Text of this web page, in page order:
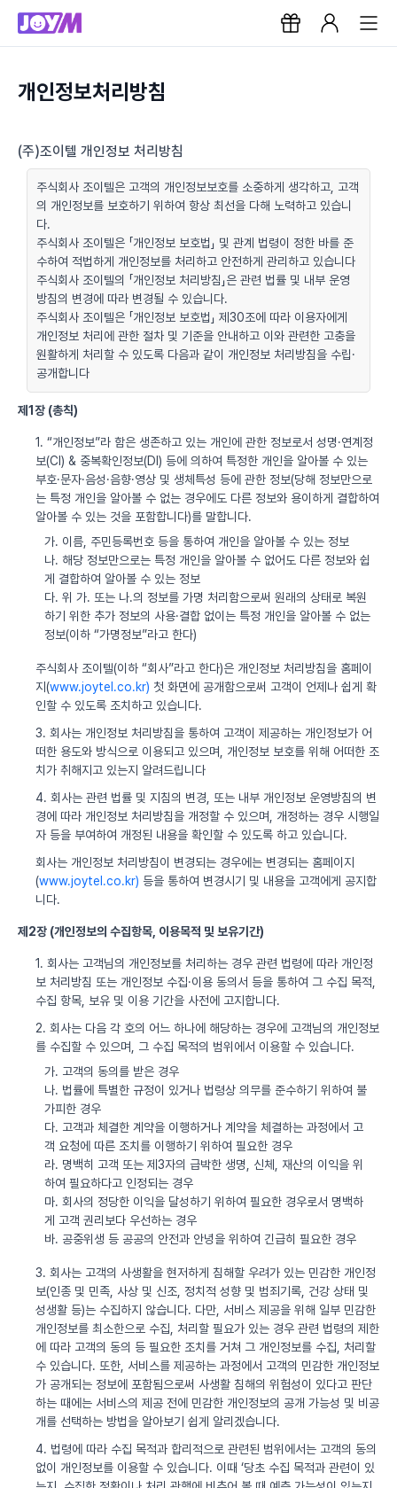
개인정보처리방침
(주)조이텔 개인정보 처리방침
주식회사 조이텔은 고객의 개인정보보호를 소중하게 생각하고, 고객
의 개인정보를 보호하기 위하여 항상 최선을 다해 노력하고 있습니
다.
주식회사 조이텔은 「개인정보 보호법」 및 관계 법령이 정한 바를 준
수하여 적법하게 개인정보를 처리하고 안전하게 관리하고 있습니다
주식회사 조이텔의 「개인정보 처리방침」은 관련 법률 및 내부 운영
방침의 변경에 따라 변경될 수 있습니다.
주식회사 조이텔은 「개인정보 보호법」 제30조에 따라 이용자에게
개인정보 처리에 관한 절차 및 기준을 안내하고 이와 관련한 고충을
원활하게 처리할 수 있도록 다음과 같이 개인정보 처리방침을 수립·
공개합니다
제1장 (총칙)
1. “개인정보”라 함은 생존하고 있는 개인에 관한 정보로서 성명·연계정
보(CI) & 중복확인정보(DI) 등에 의하여 특정한 개인을 알아볼 수 있는
부호·문자·음성·음향·영상 및 생체특성 등에 관한 정보(당해 정보만으로
는 특정 개인을 알아볼 수 없는 경우에도 다른 정보와 용이하게 결합하여
알아볼 수 있는 것을 포함합니다)를 말합니다.
가. 이름, 주민등록번호 등을 통하여 개인을 알아볼 수 있는 정보
나. 해당 정보만으로는 특정 개인을 알아볼 수 없어도 다른 정보와 쉽
게 결합하여 알아볼 수 있는 정보
다. 위 가. 또는 나.의 정보를 가명 처리함으로써 원래의 상태로 복원
하기 위한 추가 정보의 사용·결합 없이는 특정 개인을 알아볼 수 없는
정보(이하 “가명정보”라고 한다)
주식회사 조이텔(이하 “회사”라고 한다)은 개인정보 처리방침을 홈페이
지(www.joytel.co.kr) 첫 화면에 공개함으로써 고객이 언제나 쉽게 확
인할 수 있도록 조치하고 있습니다.
3. 회사는 개인정보 처리방침을 통하여 고객이 제공하는 개인정보가 어
떠한 용도와 방식으로 이용되고 있으며, 개인정보 보호를 위해 어떠한 조
치가 취해지고 있는지 알려드립니다
4. 회사는 관련 법률 및 지침의 변경, 또는 내부 개인정보 운영방침의 변
경에 따라 개인정보 처리방침을 개정할 수 있으며, 개정하는 경우 시행일
자 등을 부여하여 개정된 내용을 확인할 수 있도록 하고 있습니다.
회사는 개인정보 처리방침이 변경되는 경우에는 변경되는 홈페이지
(www.joytel.co.kr) 등을 통하여 변경시기 및 내용을 고객에게 공지합
니다.
제2장 (개인정보의 수집항목, 이용목적 및 보유기간)
1. 회사는 고객님의 개인정보를 처리하는 경우 관련 법령에 따라 개인정
보 처리방침 또는 개인정보 수집·이용 동의서 등을 통하여 그 수집 목적,
수집 항목, 보유 및 이용 기간을 사전에 고지합니다.
2. 회사는 다음 각 호의 어느 하나에 해당하는 경우에 고객님의 개인정보
를 수집할 수 있으며, 그 수집 목적의 범위에서 이용할 수 있습니다.
가. 고객의 동의를 받은 경우
나. 법률에 특별한 규정이 있거나 법령상 의무를 준수하기 위하여 불
가피한 경우
다. 고객과 체결한 계약을 이행하거나 계약을 체결하는 과정에서 고
객 요청에 따른 조치를 이행하기 위하여 필요한 경우
라. 명백히 고객 또는 제3자의 급박한 생명, 신체, 재산의 이익을 위
하여 필요하다고 인정되는 경우
마. 회사의 정당한 이익을 달성하기 위하여 필요한 경우로서 명백하
게 고객 권리보다 우선하는 경우
바. 공중위생 등 공공의 안전과 안녕을 위하여 긴급히 필요한 경우
3. 회사는 고객의 사생활을 현저하게 침해할 우려가 있는 민감한 개인정
보(인종 및 민족, 사상 및 신조, 정치적 성향 및 범죄기록, 건강 상태 및
성생활 등)는 수집하지 않습니다. 다만, 서비스 제공을 위해 일부 민감한
개인정보를 최소한으로 수집, 처리할 필요가 있는 경우 관련 법령의 제한
에 따라 고객의 동의 등 필요한 조치를 거쳐 그 개인정보를 수집, 처리할
수 있습니다. 또한, 서비스를 제공하는 과정에서 고객의 민감한 개인정보
가 공개되는 정보에 포함됨으로써 사생활 침해의 위험성이 있다고 판단
하는 때에는 서비스의 제공 전에 민감한 개인정보의 공개 가능성 및 비공
개를 선택하는 방법을 알아보기 쉽게 알리겠습니다.
4. 법령에 따라 수집 목적과 합리적으로 관련된 범위에서는 고객의 동의
없이 개인정보를 이용할 수 있습니다. 이때 ‘당초 수집 목적과 관련이 있